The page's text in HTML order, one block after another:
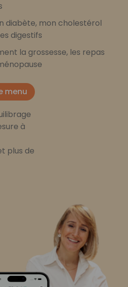
diabète, mon cholestérol
digestifs
la grossesse, les repas
menu
à
plus de